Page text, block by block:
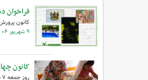
فراخوان
کانون
۹ شهریور ۰۴ - ۱۰:۰۶
کانون